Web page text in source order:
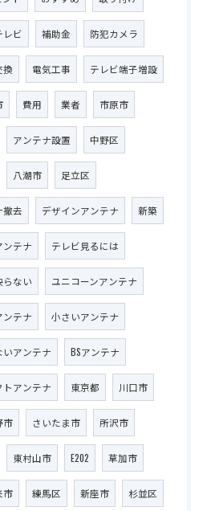
レビ 補助金 防犯カメラ
換 電気工事 テレビ端子増設
費用 業者 市原市
アンテナ設置 中野区
八潮市 足立区
撤去 デザインアンテナ 新築
ンテナ テレビ見るには
らない ユニコーンアンテナ
ンテナ 小さいアンテナ
いアンテナ BSアンテナ
トアンテナ 東京都 川口市
市 さいたま市 所沢市
東村山市 E202 草加市
市 練馬区 新座市 杉並区